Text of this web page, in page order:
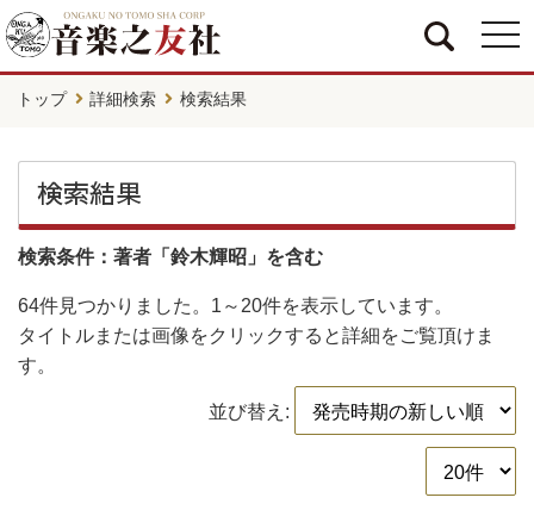
トップ 詳細検索 検索結果
検索結果
検索条件：著者「鈴木輝昭」を含む
64件見つかりました。 1～20件を表示しています。
タイトルまたは画像をクリックすると詳細をご覧頂けま
す。
並び替え: